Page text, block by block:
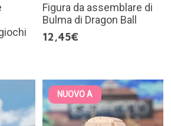
Figura da assemblare di
Bulma di Dragon Ball
12,45€
NUOVO A